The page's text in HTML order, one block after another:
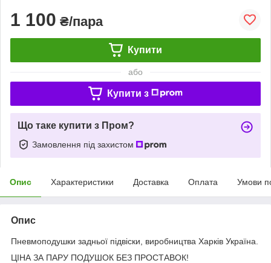
1 100 ₴/пара
Купити
або
Купити з
Що таке купити з Пром?
Замовлення під захистом
Опис Характеристики Доставка Оплата Умови
Опис
Пневмоподушки задньої підвіски, виробництва Харків Україна.
ЦІНА ЗА ПАРУ ПОДУШОК БЕЗ ПРОСТАВОК!